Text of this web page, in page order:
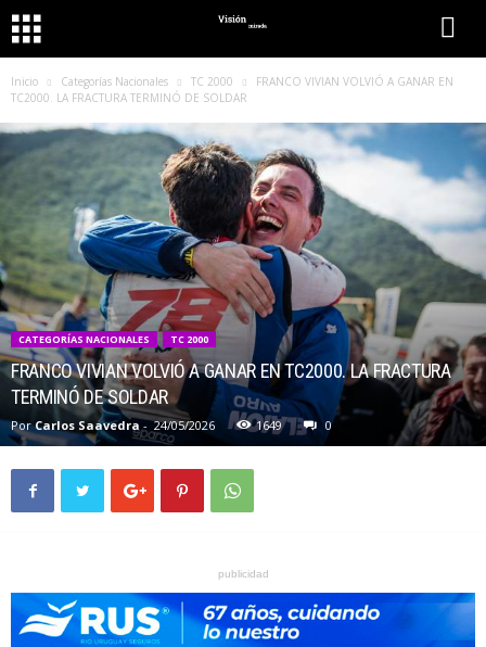
Inicio Categorías Nacionales TC 2000
FRANCO VIVIAN VOLVIÓ A GANAR EN
TC2000. LA FRACTURA TERMINÓ DE SOLDAR
CATEGORÍAS NACIONALES TC 2000
FRANCO VIVIAN VOLVIÓ A GANAR EN TC2000. LA FRACTURA
TERMINÓ DE SOLDAR
Por Carlos Saavedra - 24/05/2026 1649 0
publicidad